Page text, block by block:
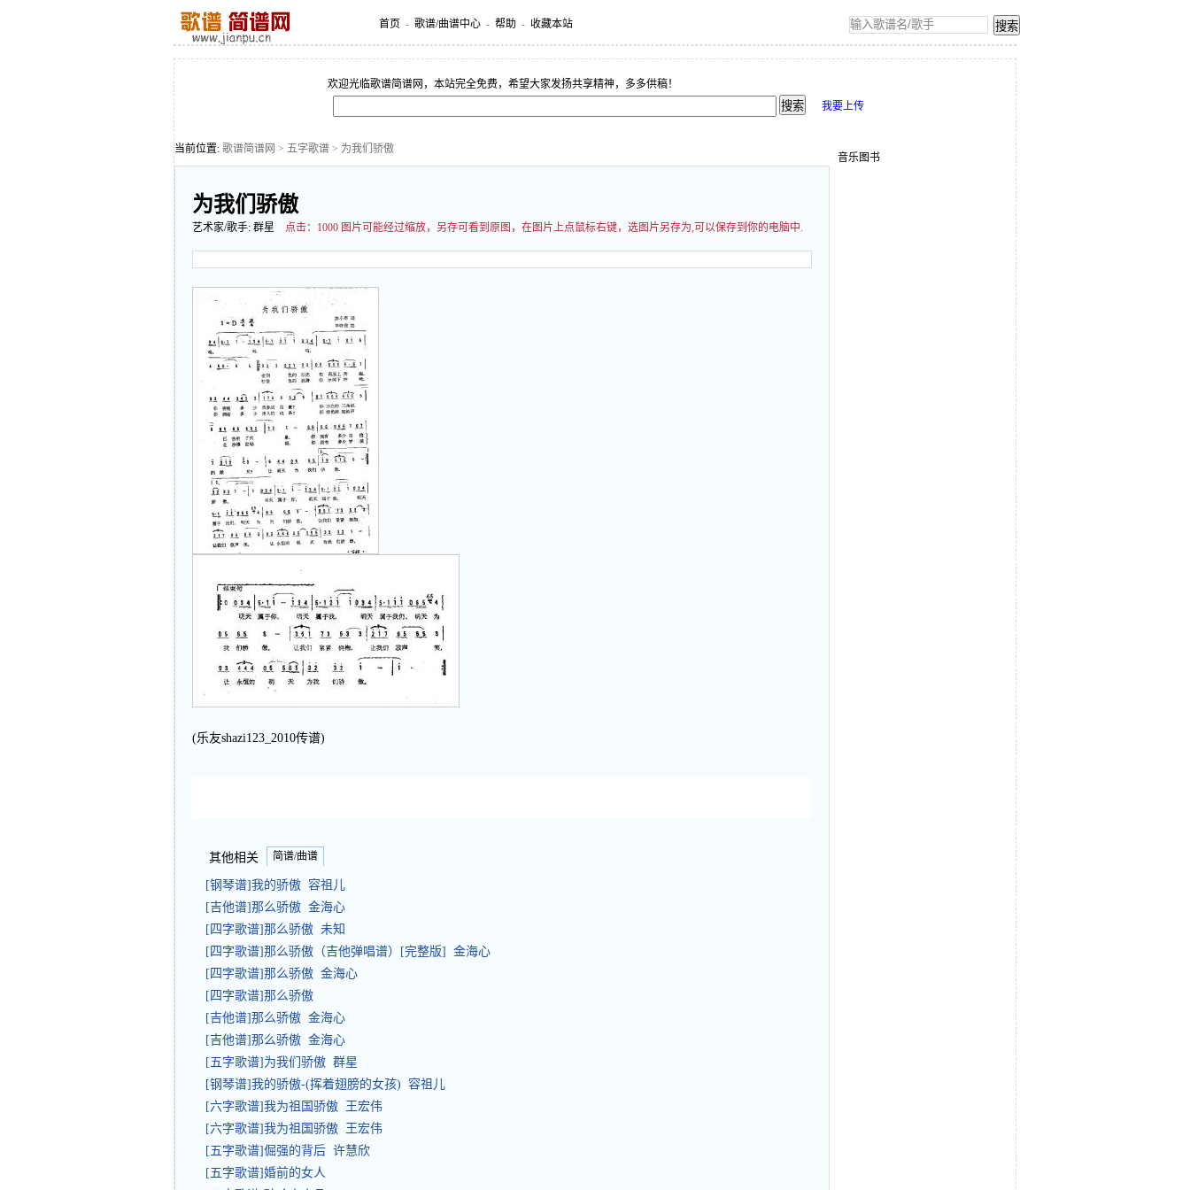
首页 - 歌谱/曲谱中心 - 帮助 - 收藏本站
欢迎光临歌谱简谱网，本站完全免费，希望大家发扬共享精神，多多供稿！
我要上传
当前位置: 歌谱简谱网 > 五字歌谱 > 为我们骄傲
为我们骄傲
艺术家/歌手: 群星 点击： 1000 图片可能经过缩放，另存可看到原图，在图片上点鼠标右键，选图片另存为,可以保存到你的电脑中.
(乐友shazi123_2010传谱)
其他相关 简谱/曲谱
[钢琴谱]我的骄傲 容祖儿
[吉他谱]那么骄傲 金海心
[四字歌谱]那么骄傲 未知
[四字歌谱]那么骄傲（吉他弹唱谱）[完整版] 金海心
[四字歌谱]那么骄傲 金海心
[四字歌谱]那么骄傲
[吉他谱]那么骄傲 金海心
[吉他谱]那么骄傲 金海心
[五字歌谱]为我们骄傲 群星
[钢琴谱]我的骄傲-(挥着翅膀的女孩) 容祖儿
[六字歌谱]我为祖国骄傲 王宏伟
[六字歌谱]我为祖国骄傲 王宏伟
[五字歌谱]倔强的背后 许慧欣
[五字歌谱]婚前的女人
音乐图书